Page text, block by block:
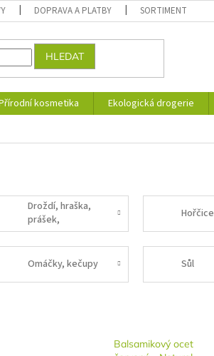
DOPRAVA A PLATBY SORTIMENT
HLEDAT
kosmetika Ekologická drogerie
Droždí, hraška,
prášek,
ztužovače
Hořčice
Omáčky, kečupy Sůl
Balsamikový ocet